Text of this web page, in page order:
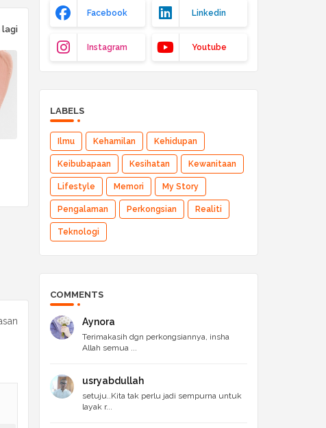
lagi
Facebook Linkedin
Instagram Youtube
LABELS
Ilmu Kehamilan Kehidupan
Keibubapaan Kesihatan Kewanitaan
Lifestyle Memori My Story
Pengalaman Perkongsian Realiti
Teknologi
COMMENTS
Aynora
Terimakasih dgn perkongsiannya, insha
Allah semua ...
usryabdullah
setuju..Kita tak perlu jadi sempurna untuk
layak r...